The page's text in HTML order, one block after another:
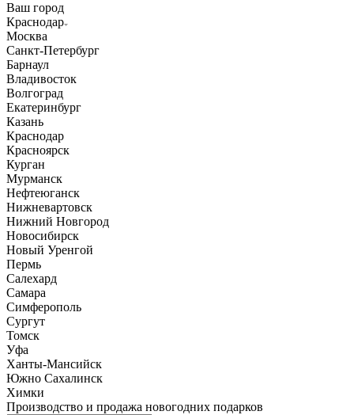
Ваш город
Краснодар
Москва
Санкт-Петербург
Барнаул
Владивосток
Волгоград
Екатеринбург
Казань
Краснодар
Красноярск
Курган
Мурманск
Нефтеюганск
Нижневартовск
Нижний Новгород
Новосибирск
Новый Уренгой
Пермь
Салехард
Самара
Симферополь
Сургут
Томск
Уфа
Ханты-Мансийск
Южно Сахалинск
Химки
Производство и продажа новогодних подарков